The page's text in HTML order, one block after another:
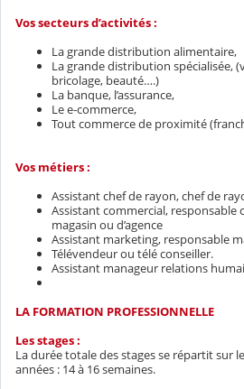
Vos secteurs d’activités :
La grande distribution alimentaire,
La grande distribution spécialisée,
bricolage, beauté….)
La banque, l’assurance,
Le e-commerce,
Tout commerce de proximité
Vos métiers :
Assistant chef de rayon, chef de
Assistant commercial, responsable
magasin ou d’agence
Assistant marketing, responsable
Télévendeur ou télé conseiller.
Assistant manageur relations
LA FORMATION PROFESSIONNELLE
Les stages :
La durée totale des stages se répartit sur
années : 14 à 16 semaines.